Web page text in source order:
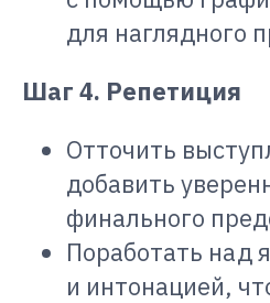
для наглядного
Шаг 4. Репетиция
Отточить
добавить
финального
Поработать над
и интонацией,